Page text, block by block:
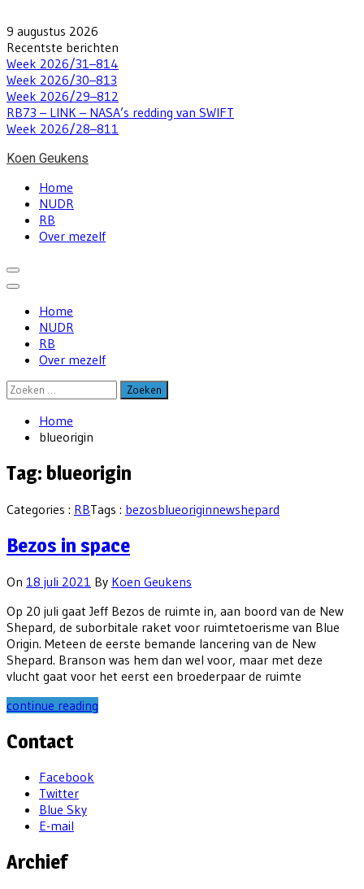
to
content
9 augustus 2026
Recentste berichten
Week 2026/31–814
Week 2026/30–813
Week 2026/29–812
RB73 – LINK – NASA’s redding van SWIFT
Week 2026/28–811
Koen Geukens
Home
NUDR
RB
Over mezelf
Home
NUDR
RB
Over mezelf
Zoeken
naar:
Home
blueorigin
Tag: blueorigin
Categories : RBTags : bezosblueoriginnewshepard
Bezos in space
On 18 juli 2021 By Koen Geukens
Op 20 juli gaat Jeff Bezos de ruimte in, aan boord van de New
Shepard, de suborbitale raket voor ruimtetoerisme van Blue
Origin. Meteen de eerste bemande lancering van de New
Shepard. Branson was hem dan wel voor, maar met deze
vlucht gaat voor het eerst een broederpaar de ruimte
continue reading
Contact
Facebook
Twitter
Blue Sky
E-mail
Archief